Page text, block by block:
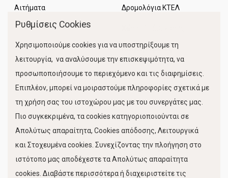
Αιτήματα Δρομολόγια ΚΤΕΛ
Κίνηση Λιμένος
FOLLOW US
Ρυθμίσεις Cookies
Χρησιμοποιούμε cookies για να υποστηρίξουμε τη
λειτουργία, να αναλύσουμε την επισκεψιμότητα, να
προσωποποιήσουμε το περιεχόμενο και τις διαφημίσεις.
Επιπλέον, μπορεί να μοιραστούμε πληροφορίες σχετικά με
τη χρήση σας του ιστοχώρου μας με του συνεργάτες μας.
Πιο συγκεκριμένα, τα cookies κατηγοριοποιούνται σε
Απολύτως απαραίτητα, Cookies απόδοσης, Λειτουργικά
και Στοχευμένα cookies. Συνεχίζοντας την πλοήγηση στο
ιστότοπο μας αποδέχεστε τα Απολύτως απαραίτητα
cookies. Διαβάστε περισσότερα ή διαχειριστείτε τις